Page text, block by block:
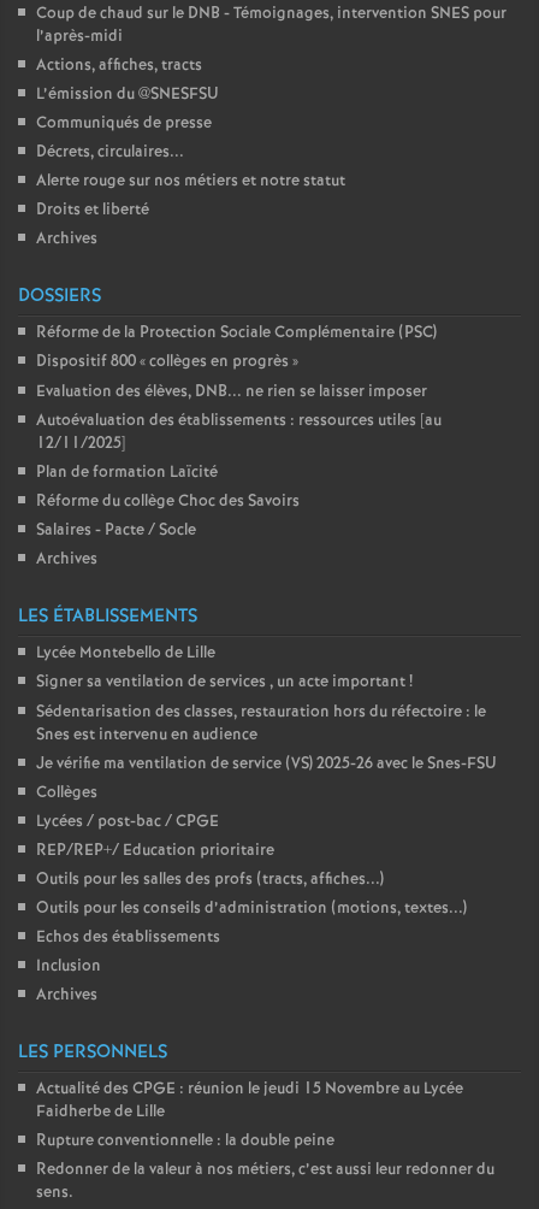
Coup de chaud sur le DNB - Témoignages, intervention SNES pour
l’après-midi
Actions, affiches, tracts
L’émission du @SNESFSU
Communiqués de presse
Décrets, circulaires...
Alerte rouge sur nos métiers et notre statut
Droits et liberté
Archives
DOSSIERS
Réforme de la Protection Sociale Complémentaire (PSC)
Dispositif 800 «collèges en progrès »
Evaluation des élèves, DNB... ne rien se laisser imposer
Autoévaluation des établissements : ressources utiles [au
12/11/2025]
Plan de formation Laïcité
Réforme du collège Choc des Savoirs
Salaires - Pacte / Socle
Archives
LES ÉTABLISSEMENTS
Lycée Montebello de Lille
Signer sa ventilation de services , un acte important!
Sédentarisation des classes, restauration hors du réfectoire : le
Snes est intervenu en audience
Je vérifie ma ventilation de service (VS) 2025-26 avec le Snes-FSU
Collèges
Lycées / post-bac / CPGE
REP/REP+/ Education prioritaire
Outils pour les salles des profs (tracts, affiches...)
Outils pour les conseils d’administration (motions, textes...)
Echos des établissements
Inclusion
Archives
LES PERSONNELS
Actualité des CPGE : réunion le jeudi 15 Novembre au Lycée
Faidherbe de Lille
Rupture conventionnelle : la double peine
Redonner de la valeur à nos métiers, c’est aussi leur redonner du
sens.